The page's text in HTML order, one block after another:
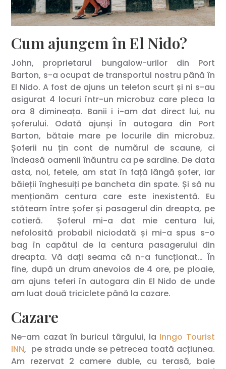
Cum ajungem în El Nido?
John, proprietarul bungalow-urilor din Port
Barton, s-a ocupat de transportul nostru până în
El Nido. A fost de ajuns un telefon scurt și ni s-au
asigurat 4 locuri într-un microbuz care pleca la
ora 8 dimineața. Banii i i-am dat direct lui, nu
șoferului. Odată ajunși în autogara din Port
Barton, bătaie mare pe locurile din microbuz.
Șoferii nu țin cont de numărul de scaune, ci
îndeasă oamenii înăuntru ca pe sardine. De data
asta, noi, fetele, am stat în față lângă șofer, iar
băieții înghesuiți pe bancheta din spate. Și să nu
menționăm centura care este inexistentă. Eu
stăteam între șofer și pasagerul din dreapta, pe
cotieră. Șoferul mi-a dat mie centura lui,
nefolosită probabil niciodată și mi-a spus s-o
bag în capătul de la centura pasagerului din
dreapta. Vă dați seama că n-a funcționat… În
fine, după un drum anevoios de 4 ore, pe ploaie,
am ajuns teferi în autogara din El Nido de unde
am luat două triciclete până la cazare.
Cazare
Ne-am cazat în buricul târgului, la Inngo Tourist
INN, pe strada unde se petrecea toată acțiunea.
Am rezervat 2 camere duble, cu terasă, baie